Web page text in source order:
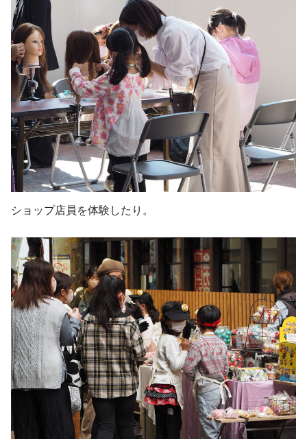
ショップ店員を体験したり。